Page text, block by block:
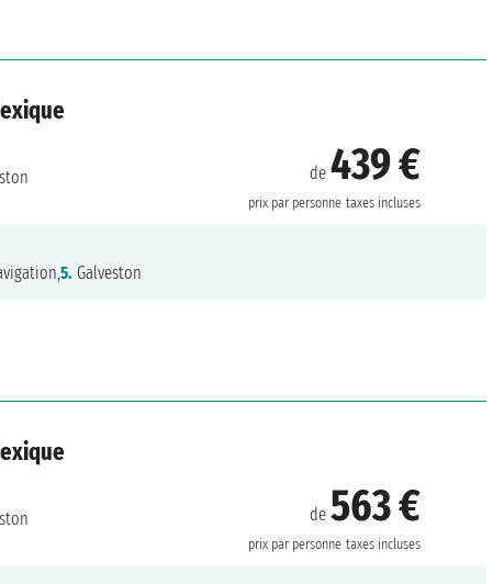
de439 €
prix par personne taxes incluses
5. Galveston
de563 €
prix par personne taxes incluses